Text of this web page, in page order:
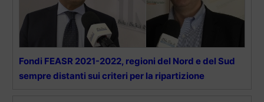
Fondi FEASR 2021-2022, regioni del Nord e del Sud
sempre distanti sui criteri per la ripartizione